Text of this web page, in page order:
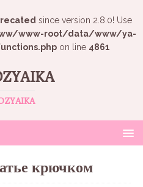
since version 2.8.0! Use
www-root/data/www/ya-
on line 4861
крючком